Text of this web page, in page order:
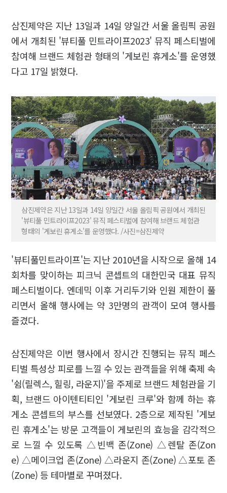
삼진제약은 지난 13일과 14일 양일간 서울 올림픽 공원
에서 개최된 '뷰티풀 민트라이프2023' 뮤직 페스티벌에
참여해 브랜드 체험관 형태의 '게보린 휴게소'를 운영했
다고 17일 밝혔다.
삼진제약은 지난 13일과 14일 양일간 서울 올림픽 공원에서 개최된
'뷰티풀 민트라이프2023' 뮤직 페스티벌에 참여해 브랜드 체험관
형태의 '게보린 휴게소'를 운영했다. /사진=삼진제약
'뷰티풀민트라이프'는 지난 2010년을 시작으로 올해 14
회차를 맞이하는 피크닉 콘셉트의 대한민국 대표 뮤직
페스티벌이다. 엔데믹 이후 거리두기와 인원 제한이 풀
리면서 올해 행사에는 약 3만명의 관객이 모여 행사를
즐겼다.
삼진제약은 이번 행사에서 장시간 진행되는 뮤직 페스
티벌 특성상 피로를 느낄 수 있는 관객들을 위해 축제 속
'쉼(릴렉스, 힐링, 라운지)'을 주제로 브랜드 체험관을 기
획, 브랜드 아이텐티티인 '게보린 크루'와 함께 하는 휴
게소 콘셉트의 부스를 선보였다. 2층으로 제작된 '게보
린 휴게소'는 방문 고객들이 게보린의 효능을 감각적으
로 느낄 수 있도록 △빈백 존(Zone) △렌탈 존(Zon
e) △메이크업 존(Zone) △라운지 존(Zone) △포토 존
(Zone) 등 테마별로 꾸며졌다.